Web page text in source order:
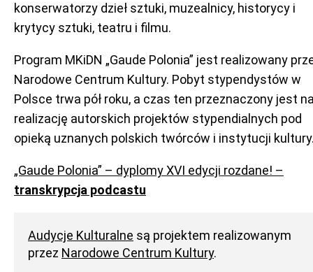
konserwatorzy dzieł sztuki, muzealnicy, historycy i
krytycy sztuki, teatru i filmu.
Program MKiDN „Gaude Polonia” jest realizowany
Narodowe Centrum Kultury. Pobyt stypendystów w
Polsce trwa pół roku, a czas ten przeznaczony jest
realizację autorskich projektów stypendialnych pod
opieką uznanych polskich twórców i instytucji
„Gaude Polonia” – dyplomy XVI edycji rozdane! –
transkrypcja podcastu
Audycje Kulturalne są projektem realizowanym
przez Narodowe Centrum Kultury.